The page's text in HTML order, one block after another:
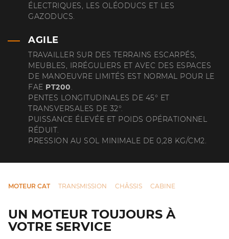
ÉLECTRIQUES, LES OLÉODUCS ET LES
GAZODUCS.
AGILE
TRAVAILLER SUR DES TERRAINS ESCARPÉS,
MEUBLES, IRRÉGULIERS ET AVEC DES ESPACES
DE MANOEUVRE LIMITÉS EST NORMAL POUR LE
FAE PT200
PENTES LONGITUDINALES DE 45° ET
TRANSVERSALES DE 32°.
PUISSANCE ÉLEVÉE ET POIDS OPÉRATIONNEL
RÉDUIT.
PRESSION AU SOL MINIMALE DE 0,28 KG/CM2.
MOTEUR CAT TRANSMISSION CHÂSSIS CABINE
UN MOTEUR TOUJOURS À
VOTRE SERVICE